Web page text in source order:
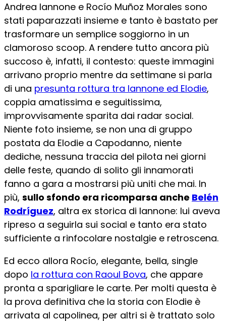
Andrea Iannone e Rocío Muñoz Morales sono
stati paparazzati insieme e tanto è bastato per
trasformare un semplice soggiorno in un
clamoroso scoop. A rendere tutto ancora più
succoso è, infatti, il contesto: queste immagini
arrivano proprio mentre da settimane si parla
di una presunta rottura tra Iannone ed Elodie,
coppia amatissima e seguitissima,
improvvisamente sparita dai radar social.
Niente foto insieme, se non una di gruppo
postata da Elodie a Capodanno, niente
dediche, nessuna traccia del pilota nei giorni
delle feste, quando di solito gli innamorati
fanno a gara a mostrarsi più uniti che mai. In
più, sullo sfondo era ricomparsa anche Belén
Rodríguez, altra ex storica di Iannone: lui aveva
ripreso a seguirla sui social e tanto era stato
sufficiente a rinfocolare nostalgie e retroscena.
Ed ecco allora Rocío, elegante, bella, single
dopo la rottura con Raoul Bova, che appare
pronta a sparigliare le carte. Per molti questa è
la prova definitiva che la storia con Elodie è
arrivata al capolinea, per altri si è trattato solo